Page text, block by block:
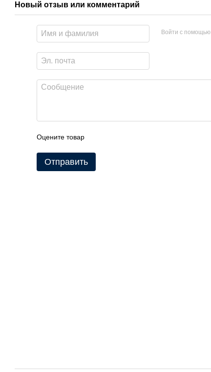
Новый отзыв или комментарий
Войти с помощью
Оцените товар
Отправить